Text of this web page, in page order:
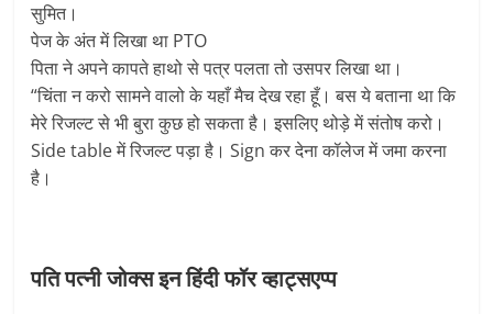
सुमित।
पेज के अंत में लिखा था PTO
पिता ने अपने कापते हाथो से पत्र पलता तो उसपर लिखा था।
“चिंता न करो सामने वालो के यहाँ मैच देख रहा हूँ। बस ये बताना था कि
मेरे रिजल्ट से भी बुरा कुछ हो सकता है। इसलिए थोड़े में संतोष करो।
Side table में रिजल्ट पड़ा है। Sign कर देना कॉलेज में जमा करना
है।
पति पत्नी जोक्स इन हिंदी फॉर व्हाट्सएप्प